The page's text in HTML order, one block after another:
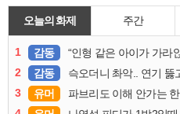
오늘의 화제 주간
1 감동 “인형 같은 아이가 가라앉는데”…
2
감동 슥오더니 촤악.. 연기 뚫고는 가
3
유머 파브리도 이해 안가는